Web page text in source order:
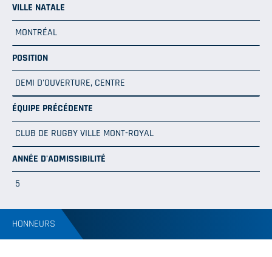
VILLE NATALE
MONTRÉAL
POSITION
DEMI D'OUVERTURE, CENTRE
ÉQUIPE PRÉCÉDENTE
CLUB DE RUGBY VILLE MONT-ROYAL
ANNÉE D'ADMISSIBILITÉ
5
HONNEURS